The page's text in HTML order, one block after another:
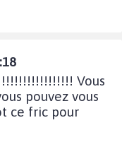
Vous
pouvez vous
ce fric pour